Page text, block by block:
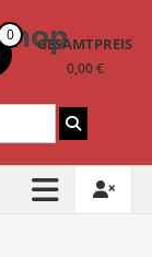
0 GESAMTPREIS
0,00 €